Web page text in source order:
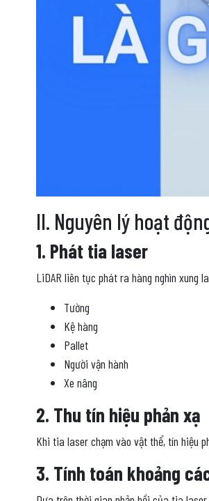
II. Nguyên lý hoạt
1. Phát tia laser
LiDAR liên tục phát ra hàng nghìn xung
Tường
Kệ hàng
Pallet
Người vận hành
Xe nâng
2. Thu tín hiệu phản xạ
Khi tia laser chạm vào vật thể, tín hiệu
3. Tính toán khoảng